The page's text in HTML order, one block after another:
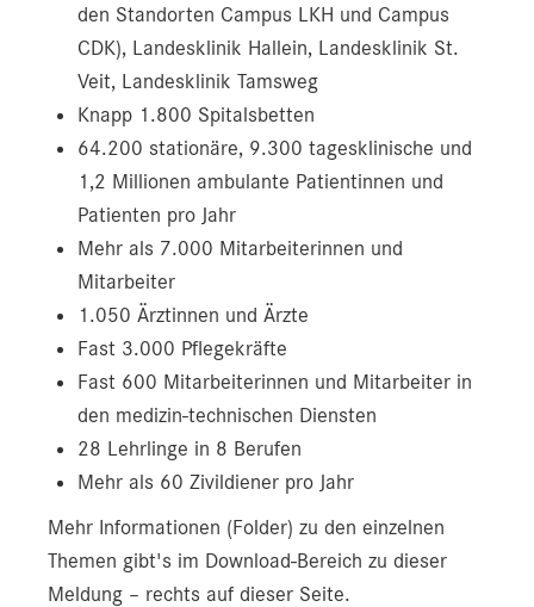
den Standorten Campus LKH und Campus
CDK), Landesklinik Hallein, Landesklinik St.
Veit, Landesklinik Tamsweg
Knapp 1.800 Spitalsbetten
64.200 stationäre, 9.300 tagesklinische und
1,2 Millionen ambulante Patientinnen und
Patienten pro Jahr
Mehr als 7.000 Mitarbeiterinnen und
Mitarbeiter
1.050 Ärztinnen und Ärzte
Fast 3.000 Pflegekräfte
Fast 600 Mitarbeiterinnen und Mitarbeiter in
den medizin-technischen Diensten
28 Lehrlinge in 8 Berufen
Mehr als 60 Zivildiener pro Jahr
Mehr Informationen (Folder) zu den einzelnen
Themen gibt's im Download-Bereich zu dieser
Meldung – rechts auf dieser Seite.